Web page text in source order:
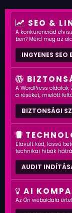
SEO &
A konkurenciád
ben? Mérd meg az
INGYENES SEO
A WordPress
a réseket, mielőtt
BIZTONSÁGI
Elavult kód, lassú
technikai hibák
AUDIT
AI
Az Ön weboldala